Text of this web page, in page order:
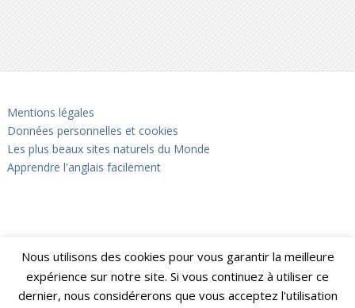
Mentions légales
Données personnelles et cookies
Les plus beaux sites naturels du Monde
Apprendre l'anglais facilement
Nous utilisons des cookies pour vous garantir la meilleure
expérience sur notre site. Si vous continuez à utiliser ce
dernier, nous considérerons que vous acceptez l'utilisation